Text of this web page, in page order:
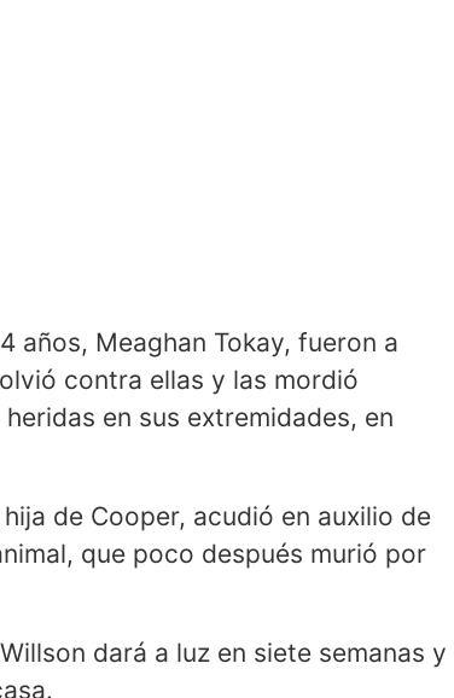
años, Meaghan Tokay, fueron a
contra ellas y las mordió
en sus extremidades, en
de Cooper, acudió en auxilio de
que poco después murió por
dará a luz en siete semanas y